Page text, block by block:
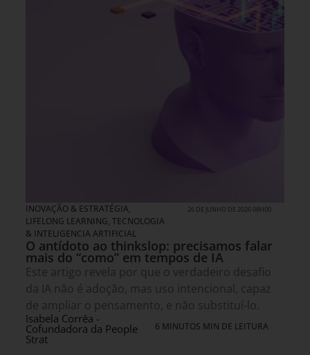
INOVAÇÃO & ESTRATÉGIA,
LIFELONG LEARNING, TECNOLOGIA
& INTELIGENCIA ARTIFICIAL
26 DE JUNHO DE 2026 08H00
O antídoto ao thinkslop: precisamos falar
mais do “como” em tempos de IA
Este artigo revela por que o verdadeiro desafio
da IA não é adoção, mas uso intencional, capaz
de ampliar o pensamento, e não substituí-lo.
Isabela Corrêa -
Cofundadora da People
Strat
6 MINUTOS MIN DE LEITURA